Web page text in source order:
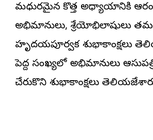
మధురమైన కొత్త అధ్యాయానికి
అభిమానులు, శ్రేయోభిలాషులు తమ
హృదయపూర్వక శుభాకాంక్షలు
పెద్ద సంఖ్యలో అభిమానులు
చేరుకొని శుభాకాంక్షలు